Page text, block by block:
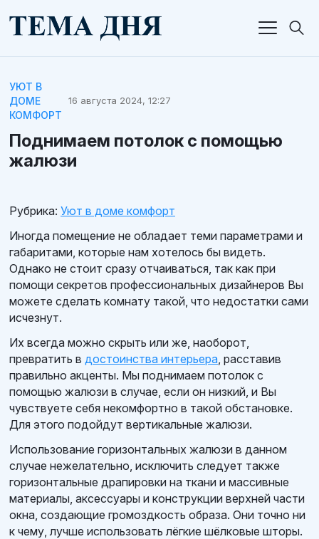
УЮТ В
ДОМЕ
КОМФОРТ
16 августа 2024, 12:27
Поднимаем потолок с помощью
жалюзи
Рубрика: Уют в доме комфорт
Иногда помещение не обладает теми параметрами и
габаритами, которые нам хотелось бы видеть.
Однако не стоит сразу отчаиваться, так как при
помощи секретов профессиональных дизайнеров Вы
можете сделать комнату такой, что недостатки сами
исчезнут.
Их всегда можно скрыть или же, наоборот,
превратить в достоинства интерьера , расставив
правильно акценты. Мы поднимаем потолок с
помощью жалюзи в случае, если он низкий, и Вы
чувствуете себя некомфортно в такой обстановке.
Для этого подойдут вертикальные жалюзи.
Использование горизонтальных жалюзи в данном
случае нежелательно, исключить следует также
горизонтальные драпировки на ткани и массивные
материалы, аксессуары и конструкции верхней части
окна, создающие громоздкость образа. Они точно ни
к чему, лучше использовать лёгкие шёлковые шторы.